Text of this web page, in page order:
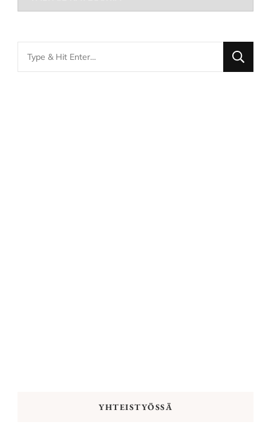
for
YHTEISTYÖSSÄ